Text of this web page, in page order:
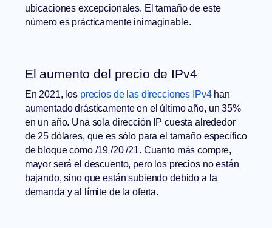
ubicaciones excepcionales. El tamaño de este
número es prácticamente inimaginable.
El aumento del precio de IPv4
En 2021, los precios de las direcciones IPv4han
aumentado drásticamente en el último año, un 35%
en un año. Una sola dirección IP cuesta alrededor
de 25 dólares, que es sólo para el tamaño específico
de bloque como /19 /20 /21. Cuanto más compre,
mayor será el descuento, pero los precios no están
bajando, sino que están subiendo debido a la
demanda y al límite de la oferta.